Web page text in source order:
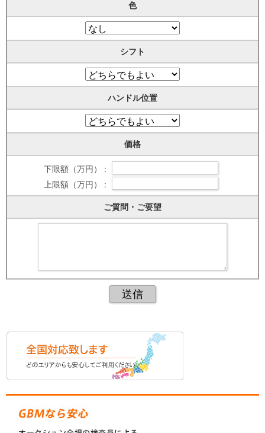
色
シフト
ハンドル位置
価格
下限額（万円） :
上限額（万円） :
ご質問・ご要望